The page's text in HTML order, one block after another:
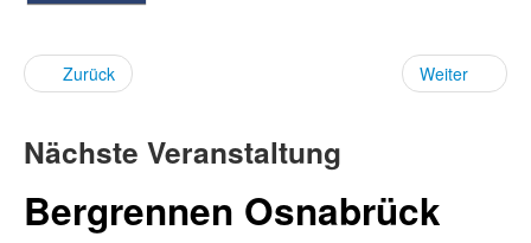
Zurück Weiter
Nächste Veranstaltung
Bergrennen Osnabrück